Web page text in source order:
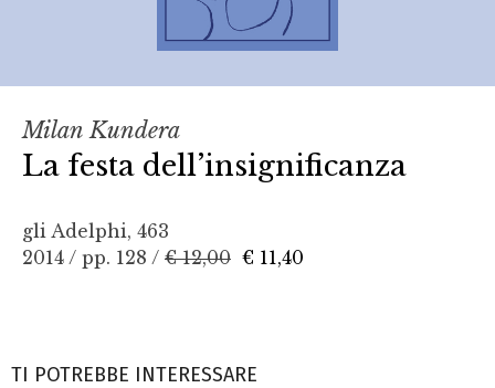
Milan Kundera
La festa dell’insignificanza
gli Adelphi, 463
2014 / pp. 128 / € 12,00 € 11,40
TI POTREBBE INTERESSARE